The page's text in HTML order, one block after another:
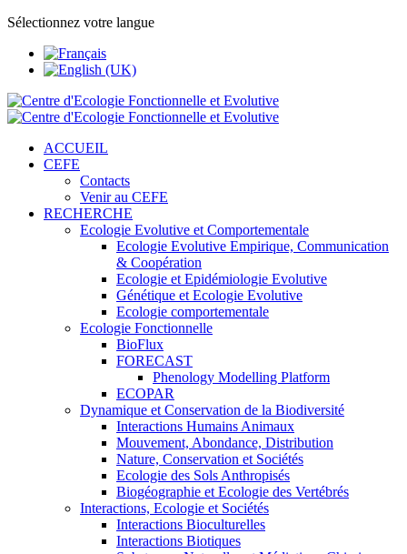
Sélectionnez votre langue
ACCUEIL
CEFE
Contacts
Venir au CEFE
RECHERCHE
Ecologie Evolutive et Comportementale
Ecologie Evolutive Empirique, Communication
& Coopération
Ecologie et Epidémiologie Evolutive
Génétique et Ecologie Evolutive
Ecologie comportementale
Ecologie Fonctionnelle
BioFlux
FORECAST
Phenology Modelling Platform
ECOPAR
Dynamique et Conservation de la Biodiversité
Interactions Humains Animaux
Mouvement, Abondance, Distribution
Nature, Conservation et Sociétés
Ecologie des Sols Anthropisés
Biogéographie et Ecologie des Vertébrés
Interactions, Ecologie et Sociétés
Interactions Bioculturelles
Interactions Biotiques